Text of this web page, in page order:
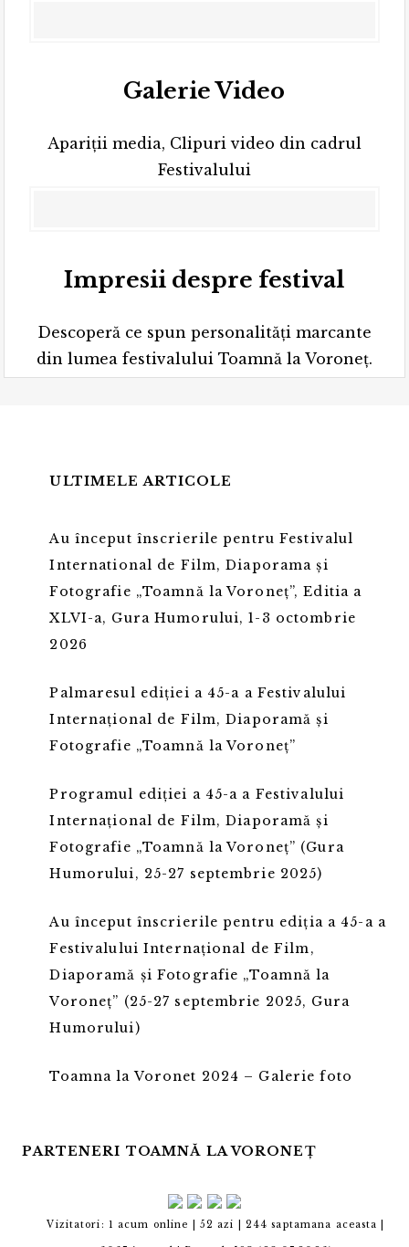
Galerie Video
Apariții media, Clipuri video din cadrul
Festivalului
Impresii despre festival
Descoperă ce spun personalități marcante
din lumea festivalului Toamnă la Voroneț.
ULTIMELE ARTICOLE
Au început înscrierile pentru Festivalul
International de Film, Diaporama și
Fotografie „Toamnă la Voroneț”, Editia a
XLVI-a, Gura Humorului, 1-3 octombrie
2026
Palmaresul ediției a 45-a a Festivalului
Internațional de Film, Diaporamă și
Fotografie „Toamnă la Voroneț”
Programul ediției a 45-a a Festivalului
Internațional de Film, Diaporamă și
Fotografie „Toamnă la Voroneț” (Gura
Humorului, 25-27 septembrie 2025)
Au început înscrierile pentru ediția a 45-a a
Festivalului Internațional de Film,
Diaporamă și Fotografie „Toamnă la
Voroneț” (25-27 septembrie 2025, Gura
Humorului)
Toamna la Voronet 2024 – Galerie foto
PARTENERI TOAMNĂ LA VORONEȚ
Vizitatori: 1 acum online | 52 azi | 244 saptamana aceasta |